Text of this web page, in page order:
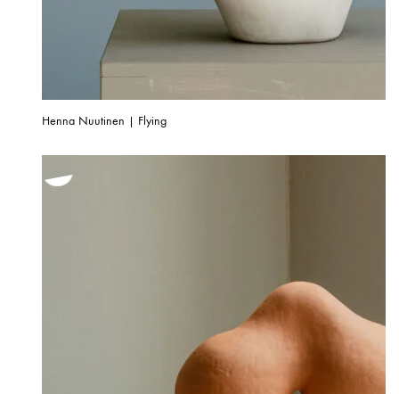
Henna Nuutinen | Flying